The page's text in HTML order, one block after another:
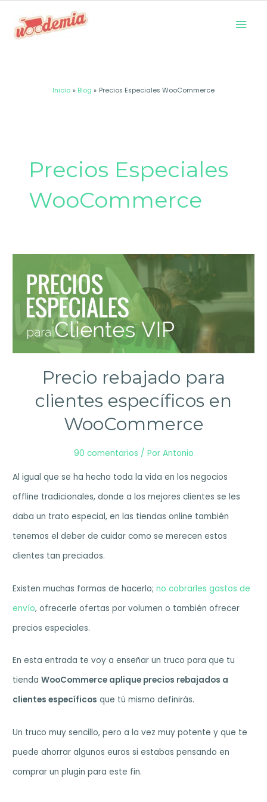
Inicio Blog Precios Especiales WooCommerce
Precios Especiales
WooCommerce
Precio rebajado para
clientes específicos en
WooCommerce
90 comentarios / Por Antonio
Al igual que se ha hecho toda la vida en los negocios
offline tradicionales, donde a los mejores clientes se les
daba un trato especial, en las tiendas online también
tenemos el deber de cuidar como se merecen estos
clientes tan preciados.
Existen muchas formas de hacerlo;no cobrarles gastos de
envío, ofrecerle ofertas por volumen o también ofrecer
precios especiales.
En esta entrada te voy a enseñar un truco para que tu
tiendaWooCommerce aplique precios rebajados a
clientes específicos que tú mismo definirás.
Un truco muy sencillo, pero a la vez muy potente y que te
puede ahorrar algunos euros si estabas pensando en
comprar un plugin para este fin.